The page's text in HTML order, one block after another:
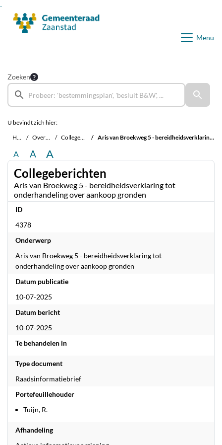
Menu
Zoeken
U bevindt zich hier:
Home
Overzichten Collegeberichten Aris van Broekweg 5 - bereidheidsverklaring tot onderhandeling over aankoop gronden
A A A
Collegeberichten
Aris van Broekweg 5 - bereidheidsverklaring tot
onderhandeling over aankoop gronden
ID
4378
Onderwerp
Aris van Broekweg 5 - bereidheidsverklaring tot
onderhandeling over aankoop gronden
Datum publicatie
10-07-2025
Datum bericht
10-07-2025
Te behandelen in
Type document
Raadsinformatiebrief
Portefeuillehouder
Tuijn, R.
Afhandeling